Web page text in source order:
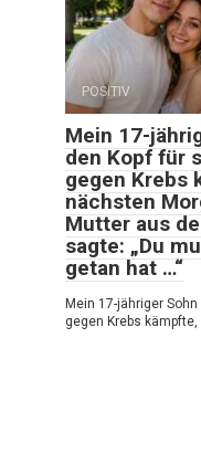
POSITIV
Mein 17-
den Kopf für
gegen Krebs
nächsten
Mutter aus
sagte: „Du
getan hat …“
Mein 17-jähriger
gegen Krebs kämpfte,